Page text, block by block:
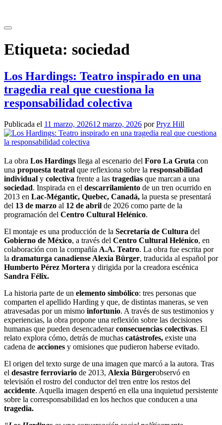
contenido
Etiqueta: sociedad
Los Hardings: Teatro inspirado en una
tragedia real que cuestiona la
responsabilidad colectiva
Publicada el 11 marzo, 202612 marzo, 2026 porPryz Hill
La obra Los Hardings llega al escenario del Foro La Gruta con
una propuesta teatral que reflexiona sobre la responsabilidad
individual y colectiva frente a las tragedias que marcan a una
sociedad. Inspirada en el descarrilamiento de un tren ocurrido en
2013 en Lac-Mégantic, Quebec, Canadá, la puesta se presentará
del 13 de marzo al 12 de abril de 2026 como parte de la
programación del Centro Cultural Helénico.
El montaje es una producción de la Secretaría de Cultura del
Gobierno de México, a través del Centro Cultural Helénico, en
colaboración con la compañía A.A. Teatro. La obra fue escrita por
la dramaturga canadiense Alexia Bürger, traducida al español por
Humberto Pérez Mortera y dirigida por la creadora escénica
Sandra Félix.
La historia parte de un elemento simbólico: tres personas que
comparten el apellido Harding y que, de distintas maneras, se ven
atravesadas por un mismo infortunio. A través de sus testimonios y
experiencias, la obra propone una reflexión sobre las decisiones
humanas que pueden desencadenarconsecuencias colectivas. El
relato explora cómo, detrás de muchas catástrofes, existe una
cadena de acciones y omisiones que pudieron haberse evitado.
El origen del texto surge de una imagen que marcó a la autora. Tras
el desastre ferroviario de 2013, Alexia Bürgerobservó en
televisión el rostro del conductor del tren entre los restos del
accidente. Aquella imagen despertó en ella una inquietud persistente
sobre la corresponsabilidad en los hechos que conducen a una
tragedia.